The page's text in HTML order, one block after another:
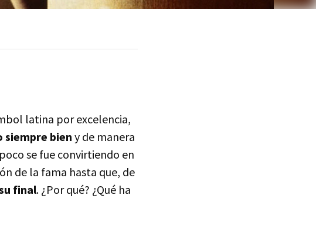
latina por excelencia,
siempre bien y de manera
se fue convirtiendo en
de la fama hasta que, de
final. ¿Por qué? ¿Qué ha